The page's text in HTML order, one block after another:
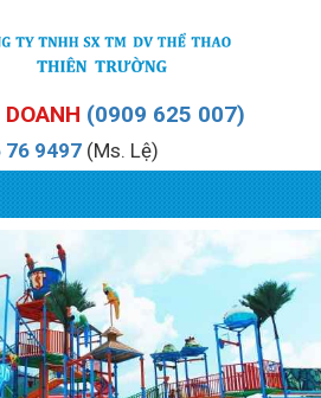
(0909 625 007)
76 9497(Ms. Lệ)